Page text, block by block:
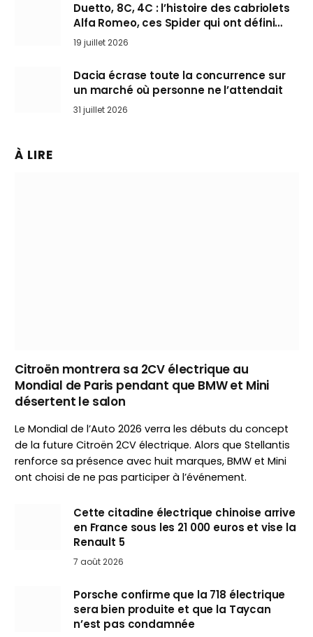
Duetto, 8C, 4C : l’histoire des cabriolets
Alfa Romeo, ces Spider qui ont défini
l’art de rouler cheveux au vent
19 juillet 2026
Dacia écrase toute la concurrence sur
un marché où personne ne l’attendait
31 juillet 2026
À LIRE
Citroën montrera sa 2CV électrique au
Mondial de Paris pendant que BMW et Mini
désertent le salon
Le Mondial de l’Auto 2026 verra les débuts du concept
de la future Citroën 2CV électrique. Alors que Stellantis
renforce sa présence avec huit marques, BMW et Mini
ont choisi de ne pas participer à l’événement.
Cette citadine électrique chinoise arrive
en France sous les 21 000 euros et vise la
Renault 5
7 août 2026
Porsche confirme que la 718 électrique
sera bien produite et que la Taycan
n’est pas condamnée